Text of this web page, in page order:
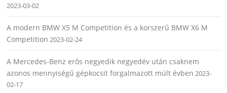
2023-03-02
A modern BMW X5 M Competition és a korszerű BMW X6 M
Competition 2023-02-24
A Mercedes-Benz erős negyedik negyedév után csaknem
azonos mennyiségű gépkocsit forgalmazott múlt évben 2023-
02-17